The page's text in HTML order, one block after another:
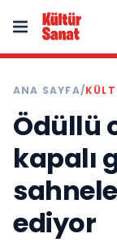
ANA SAYFA/
Ödüllü
kapalı
ediyor